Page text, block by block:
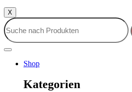
X
Shop
Kategorien